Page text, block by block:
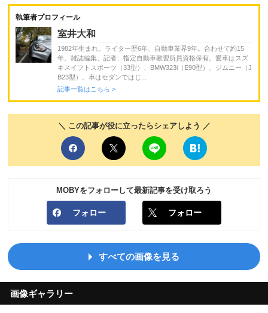
執筆者プロフィール
室井大和
1982年生まれ。ライター歴6年、自動車業界9年。合わせて約15
年。雑誌編集、記者、指定自動車教習所員資格保有。愛車はスズ
キスイフトスポーツ（33型）、BMW323i（E90型）、ジムニー（J
B23型）。車はセダンではじ...
記事一覧はこちら >
＼ この記事が役に立ったらシェアしよう ／
MOBYをフォローして最新記事を受け取ろう
フォロー フォロー
すべての画像を見る
画像ギャラリー